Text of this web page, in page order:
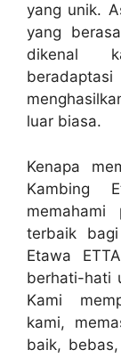
yang unik.
yang
dikenal
luar biasa.
Kenapa
Kambing
memahami
terbaik
Etawa
berhati-hati
Kami
kami,
baik,